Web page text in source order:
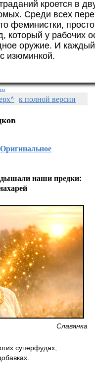
кроется в
Среди всех
феминистки,
который у рабочих
оружие. И каждый
изюминкой.
к полной версии
Оригинальное
наши предки:
Славянка
суперфудах,